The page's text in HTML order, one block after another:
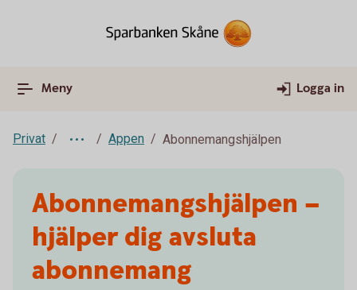
Meny Logga in
Privat Appen Abonnemangshjälpen
Abonnemangshjälpen –
hjälper dig avsluta
abonnemang